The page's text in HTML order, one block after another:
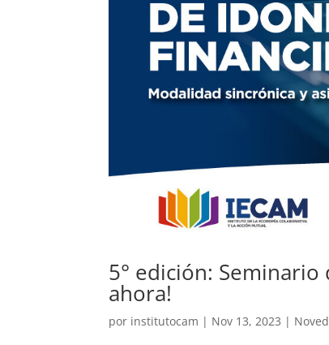
5° edición: Seminario
ahora!
por institutocam | Nov 13, 2023 |